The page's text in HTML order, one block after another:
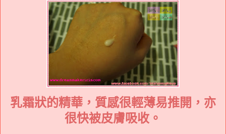
乳霜狀的精華， 質感很輕薄易推開，亦
很快被皮膚吸收。